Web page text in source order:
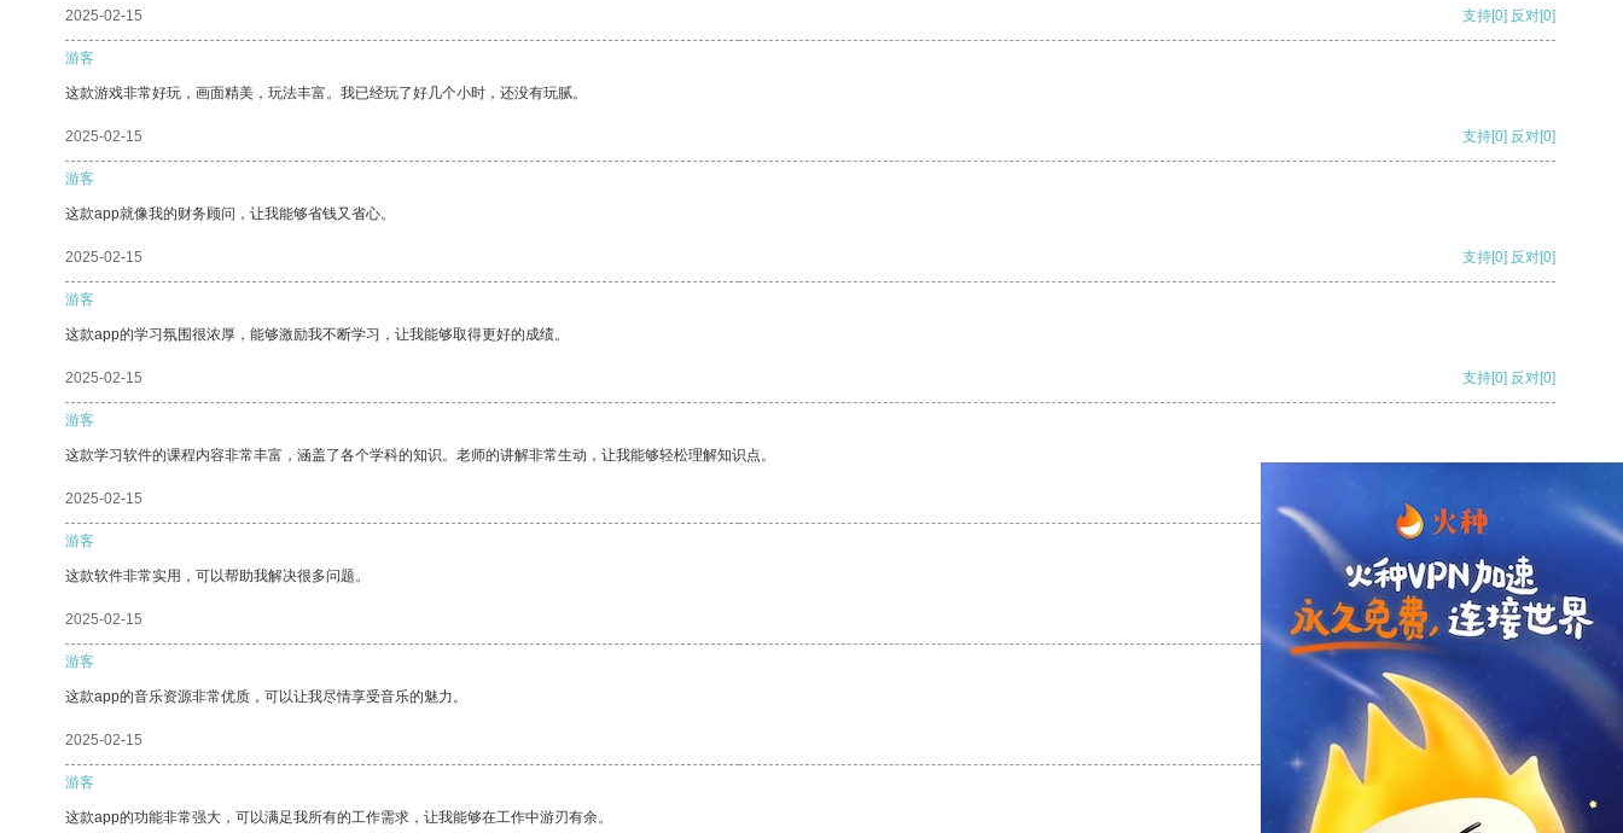
2025-02-15 支持[0] 反对[0]
游客
这款游戏非常好玩，画面精美，玩法丰富。我已经玩了好几个小时，还没有玩腻。
2025-02-15 支持[0] 反对[0]
游客
这款app就像我的财务顾问，让我能够省钱又省心。
2025-02-15 支持[0] 反对[0]
游客
这款app的学习氛围很浓厚，能够激励我不断学习，让我能够取得更好的成绩。
2025-02-15 支持[0] 反对[0]
游客
这款学习软件的课程内容非常丰富，涵盖了各个学科的知识。老师的讲解非常生动，让我能够轻松理解知识点。
2025-02-15
游客
这款软件非常实用，可以帮助我解决很多问题。
2025-02-15 支持 [0] 反对[0]
游客
这款app的音乐资源非常优质，可以让我尽情享受音乐的魅力。
2025-02-15 支持[0] 反对
游客
这款app的功能非常强大，可以满足我所有的工作需求，让我能够在工作中游刃有余。